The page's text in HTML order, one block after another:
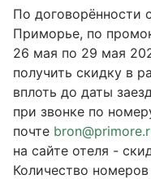
По договорённости
Приморье, по
26 мая по 29 мая
получить скидку в
вплоть до даты
при звонке по
почте
на сайте отеля -
Количество